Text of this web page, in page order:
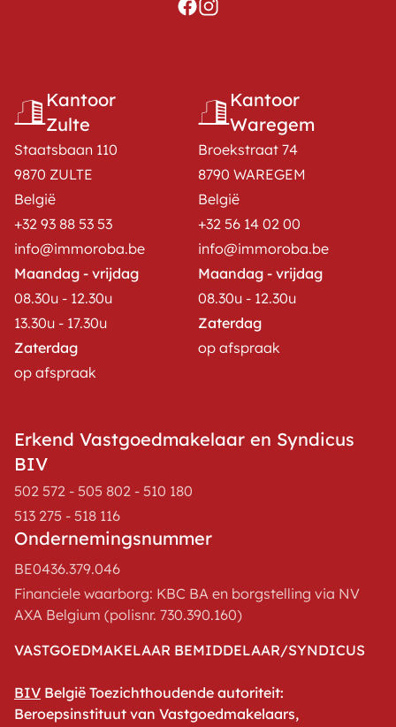
Kantoor
Zulte
Staatsbaan 110
9870 ZULTE
België
+32 93 88 53 53
info@immoroba.be
Maandag - vrijdag
08.30u - 12.30u
13.30u - 17.30u
Zaterdag
op afspraak
Kantoor
Waregem
Broekstraat 74
8790 WAREGEM
België
+32 56 14 02 00
info@immoroba.be
Maandag - vrijdag
08.30u - 12.30u
Zaterdag
op afspraak
Erkend Vastgoedmakelaar en Syndicus
BIV
502 572 - 505 802 - 510 180
513 275 - 518 116
Ondernemingsnummer
BE0436.379.046
Financiele waarborg: KBC BA en borgstelling via NV
AXA Belgium (polisnr. 730.390.160)
VASTGOEDMAKELAAR BEMIDDELAAR/SYNDICUS
BIV België Toezichthoudende autoriteit:
Beroepsinstituut van Vastgoedmakelaars,